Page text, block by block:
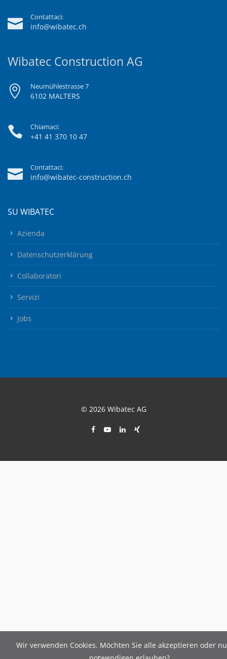
Contattaci:
info@wibatec.ch
Wibatec Construction AG
Neumühlestrasse 7
6102 MALTERS
Chiamaci:
+41 41 370 10 47
Contattaci:
info@wibatec-construction.ch
SU WIBATEC
Azienda
Datenschutzerklärung
Collaboratori
Servizi
Jobs
© 2026 Wibatec AG
Wir verwenden Cookies. Möchten Sie alle akzeptieren oder